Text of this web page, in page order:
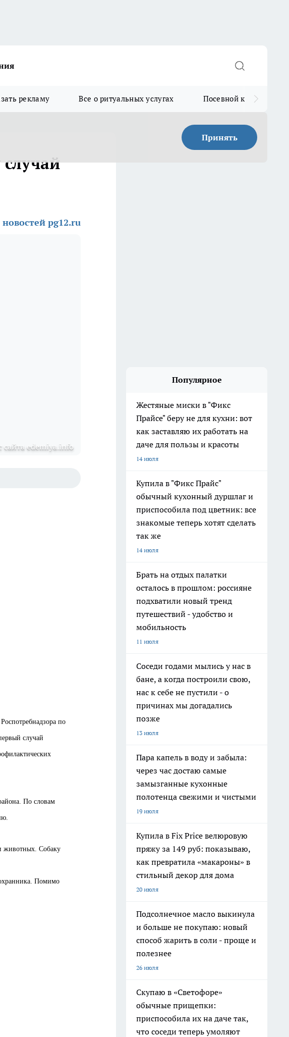
рекламу Все о ритуальных услугах Посевной календарь
Принять
pg12.ru
сайта edemiya.info
по
случай
По словам
животных. Собаку
Помимо
Популярное
Жестяные миски в "Фикс
Прайсе" беру не для кухни: вот
как заставляю их работать на
даче для пользы и красоты
14 июля
Купила в "Фикс Прайс"
обычный кухонный дуршлаг и
приспособила под цветник: все
знакомые теперь хотят сделать
так же
14 июля
Брать на отдых палатки
осталось в прошлом: россияне
подхватили новый тренд
путешествий - удобство и
мобильность
11 июля
Соседи годами мылись у нас в
бане, а когда построили свою,
нас к себе не пустили - о
причинах мы догадались
позже
13 июля
Пара капель в воду и забыла:
через час достаю самые
замызганные кухонные
полотенца свежими и чистыми
19 июля
Купила в Fix Price велюровую
пряжу за 149 руб: показываю,
как превратила «макароны» в
стильный декор для дома
20 июля
Подсолнечное масло выкинула
и больше не покупаю: новый
способ жарить в соли - проще и
полезнее
26 июля
Скупаю в «Светофоре»
обычные прищепки:
приспособила их на даче так,
что соседи теперь умоляют